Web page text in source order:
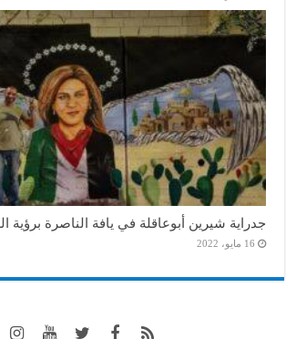
جدراية شيرين أبوعاقلة في يافة الناصرة برؤية
16 مايو، 2022